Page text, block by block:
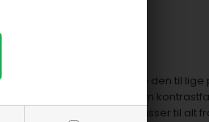
stil
farver, så du kan tilpasse den til
jakker, eller gå med en
og dekorativ – og passer til alt